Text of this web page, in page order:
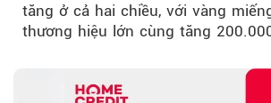
tăng ở cả hai chiều, với vàng
thương hiệu lớn cùng tăng